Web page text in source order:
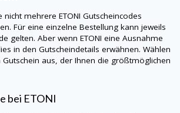
nicht mehrere ETONI Gutscheincodes
Für eine einzelne Bestellung kann jeweils
gelten. Aber wenn ETONI eine Ausnahme
in den Gutscheindetails erwähnen. Wählen
aus, der Ihnen die größtmöglichen
bei ETONI